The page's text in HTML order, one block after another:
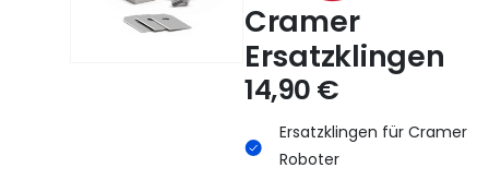
Cramer
Ersatzklingen
14,90 €
Ersatzklingen für Cramer
Roboter